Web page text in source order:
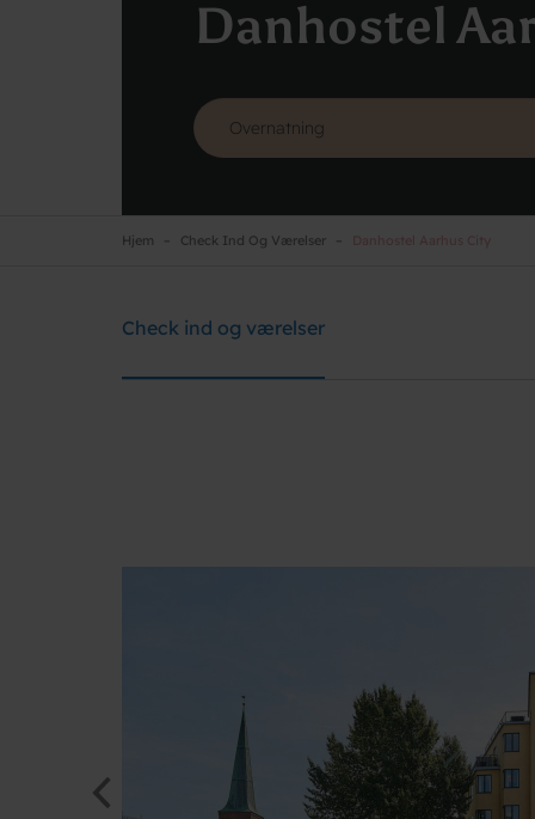
Danhostel
Danhostel Aarhus City
Hjem Check Ind Og Værelser
Check ind og værelser